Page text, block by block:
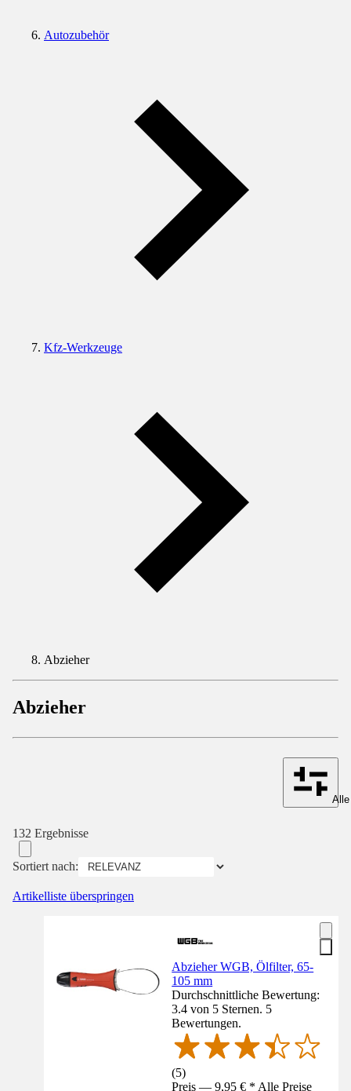
Autozubehör
Kfz-Werkzeuge
Abzieher
Abzieher
132 Ergebnisse
Sortiert nach:
Artikelliste überspringen
Abzieher WGB, Ölfilter, 65-
105 mm
Durchschnittliche Bewertung:
3.4 von 5 Sternen. 5
Bewertungen.
(5)
Preis — 9,95 € * Alle Preise